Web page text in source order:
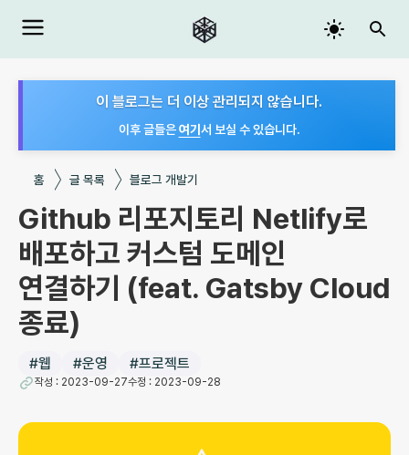
이 블로그는 더 이상 관리되지 않습니다.
이후 글들은여기 서 보실 수 있습니다.
홈 글 목록 블로그 개발기
Github 리포지토리 Netlify로
배포하고 커스텀 도메인
연결하기 (feat. Gatsby Cloud
종료)
#웹 #운영 #프로젝트
작성 : 2023-09-27수정 : 2023-09-28